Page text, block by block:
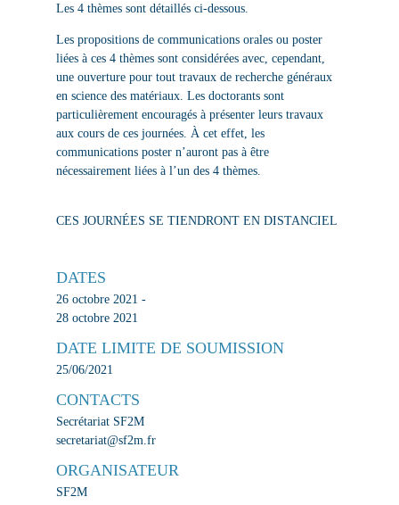
Les 4 thèmes sont détaillés ci-dessous.
Les propositions de communications orales ou poster
liées à ces 4 thèmes sont considérées avec, cependant,
une ouverture pour tout travaux de recherche généraux
en science des matériaux. Les doctorants sont
particulièrement encouragés à présenter leurs travaux
aux cours de ces journées. À cet effet, les
communications poster n’auront pas à être
nécessairement liées à l’un des 4 thèmes.
CES JOURNÉES SE TIENDRONT EN DISTANCIEL
DATES
26 octobre 2021 -
28 octobre 2021
DATE LIMITE DE SOUMISSION
25/06/2021
CONTACTS
Secrétariat SF2M
secretariat@sf2m.fr
ORGANISATEUR
SF2M